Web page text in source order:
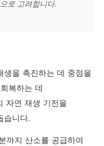
로 고려합니다.
생을 촉진하는 데 중점을
복하는 데
자연 재생 기전을
습니다.
까지 산소를 공급하여